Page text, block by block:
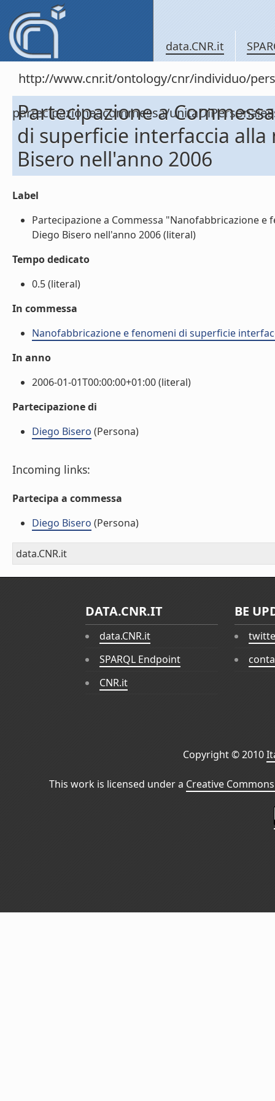
data.CNR.it
http://www.cnr.it/ontology/cnr/individuo/
partecipazioneacommessa/
Partecipazione a
di superficie interfaccia alla
Bisero nell'anno 2006
Label
Partecipazione a Commessa "Nanofabbricazione e
Diego Bisero nell'anno 2006 (literal)
Tempo dedicato
0.5 (literal)
In commessa
Nanofabbricazione e fenomeni di superficie
In anno
2006-01-01T00:00:00+01:00 (literal)
Partecipazione di
Diego Bisero (Persona)
Incoming links:
Partecipa a commessa
Diego Bisero (Persona)
data.CNR.it
DATA.CNR.IT
data.CNR.it
SPARQL Endpoint
CNR.it
BE
Copyright © 2010
This work is licensed under a Creative